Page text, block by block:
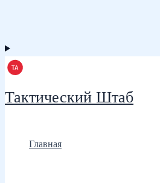
Тактический Штаб
Главная